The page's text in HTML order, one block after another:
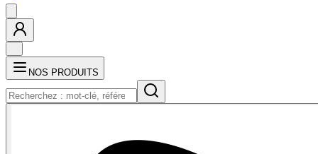
NOS PRODUITS